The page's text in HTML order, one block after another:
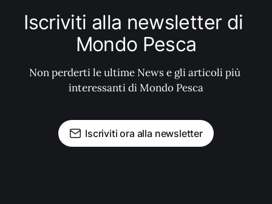
Iscriviti alla newsletter di
Mondo Pesca
Non perderti le ultime News e gli articoli più
interessanti di Mondo Pesca
Iscriviti ora alla newsletter